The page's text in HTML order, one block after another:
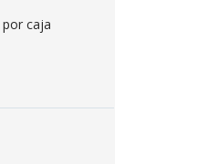
por caja